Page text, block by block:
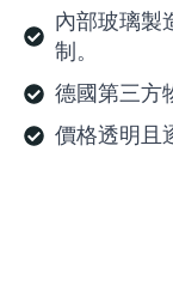
內部玻璃
制。
德國第三方
價格透明且